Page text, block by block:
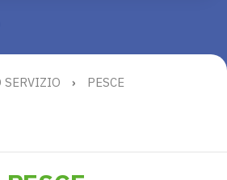
SERVIZIO › PESCE